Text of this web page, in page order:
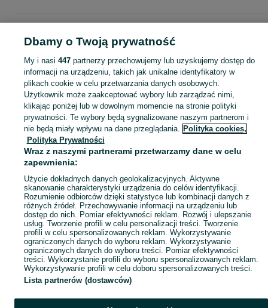
Odkurzacze - Śląskie
Odkurzacze - Tarnowskie Góry
KATEGORIA
Zobacz
Mapa kategorii
Mapa miejscowości
Mapa ministron
Popularne wyszukiwania
Dbamy o Twoją prywatność
My i nasi 447partnerzy przechowujemy lub uzyskujemy dostęp do
informacji na urządzeniu, takich jak unikalne identyfikatory w
plikach cookie w celu przetwarzania danych osobowych.
Użytkownik może zaakceptować wybory lub zarządzać nimi,
klikając poniżej lub w dowolnym momencie na stronie polityki
prywatności. Te wybory będą sygnalizowane naszym partnerom i
nie będą miały wpływu na dane przeglądania. Polityka cookies,
Polityka Prywatności
Wraz z naszymi partnerami przetwarzamy dane w celu
zapewnienia:
Użycie dokładnych danych geolokalizacyjnych. Aktywne
skanowanie charakterystyki urządzenia do celów identyfikacji.
Rozumienie odbiorców dzięki statystyce lub kombinacji danych z
różnych źródeł. Przechowywanie informacji na urządzeniu lub
dostęp do nich. Pomiar efektywności reklam. Rozwój i ulepszanie
usług. Tworzenie profili w celu personalizacji treści. Tworzenie
profili w celu spersonalizowanych reklam. Wykorzystywanie
ograniczonych danych do wyboru reklam. Wykorzystywanie
ograniczonych danych do wyboru treści. Pomiar efektywności
treści. Wykorzystanie profili do wyboru spersonalizowanych reklam.
Wykorzystywanie profili w celu doboru spersonalizowanych treści.
Lista partnerów (dostawców)